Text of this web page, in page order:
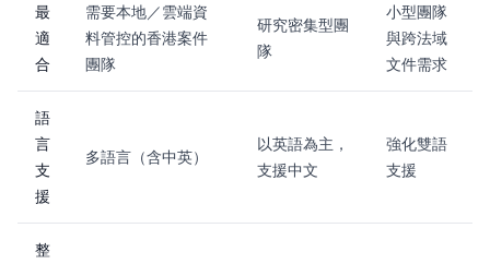
最
適
合
需要本地／雲端資
料管控的香港案件
團隊
研究密集型團
隊
小型團隊
與跨法域
文件需求
語
言
支
援
多語言（含中英）
以英語為主，
支援中文
強化雙語
支援
整